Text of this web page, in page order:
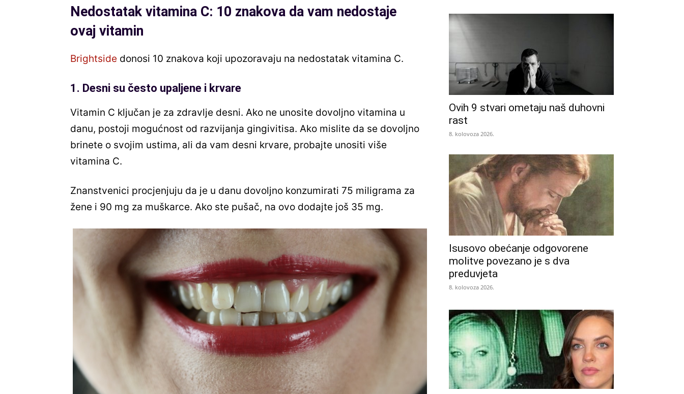
Nedostatak vitamina C: 10 znakova da vam nedostaje
ovaj vitamin
Brightside donosi 10 znakova koji upozoravaju na nedostatak vitamina C.
1. Desni su često upaljene i krvare
Vitamin C ključan je za zdravlje desni. Ako ne unosite dovoljno vitamina u
danu, postoji mogućnost od razvijanja gingivitisa. Ako mislite da se dovoljno
brinete o svojim ustima, ali da vam desni krvare, probajte unositi više
vitamina C.
Znanstvenici procjenjuju da je u danu dovoljno konzumirati 75 miligrama za
žene i 90 mg za muškarce. Ako ste pušač, na ovo dodajte još 35 mg.
Ovih 9 stvari ometaju naš duhovni
rast
8. kolovoza 2026.
Isusovo obećanje odgovorene
molitve povezano je s dva
preduvjeta
8. kolovoza 2026.